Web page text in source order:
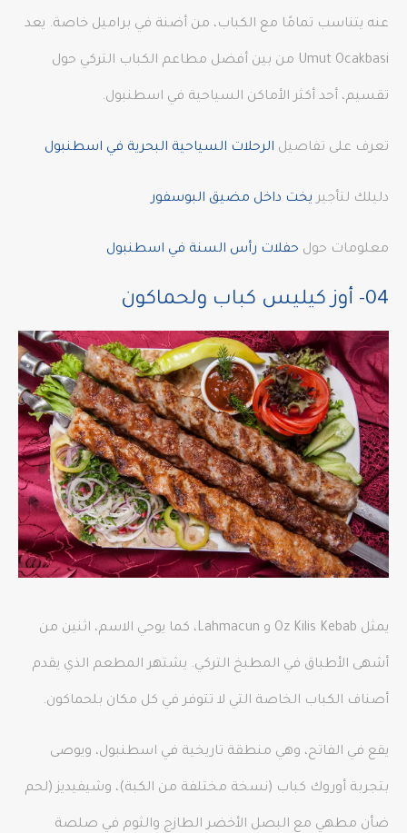
عنه يتناسب تمامًا مع الكباب، من أضنة في براميل خاصة. يعد
Umut Ocakbasi من بين أفضل مطاعم الكباب التركي حول
تقسيم، أحد أكثر الأماكن السياحية في اسطنبول.
تعرف على تفاصيل الرحلات السياحية البحرية في اسطنبول
دليلك لتأجير يخت داخل مضيق البوسفور
معلومات حول حفلات رأس السنة في اسطنبول
04- أوز كيليس كباب ولحماكون
يمثل Oz Kilis Kebab و Lahmacun، كما يوحي الاسم، اثنين من
أشهى الأطباق في المطبخ التركي. يشتهر المطعم الذي يقدم
أصناف الكباب الخاصة التي لا تتوفر في كل مكان بلحماكون.
يقع في الفاتح، وهي منطقة تاريخية في اسطنبول، ويوصى
بتجربة أوروك كباب (نسخة مختلفة من الكبة)، وشيفيديز (لحم
ضأن مطهي مع البصل الأخضر الطازج والثوم في صلصة